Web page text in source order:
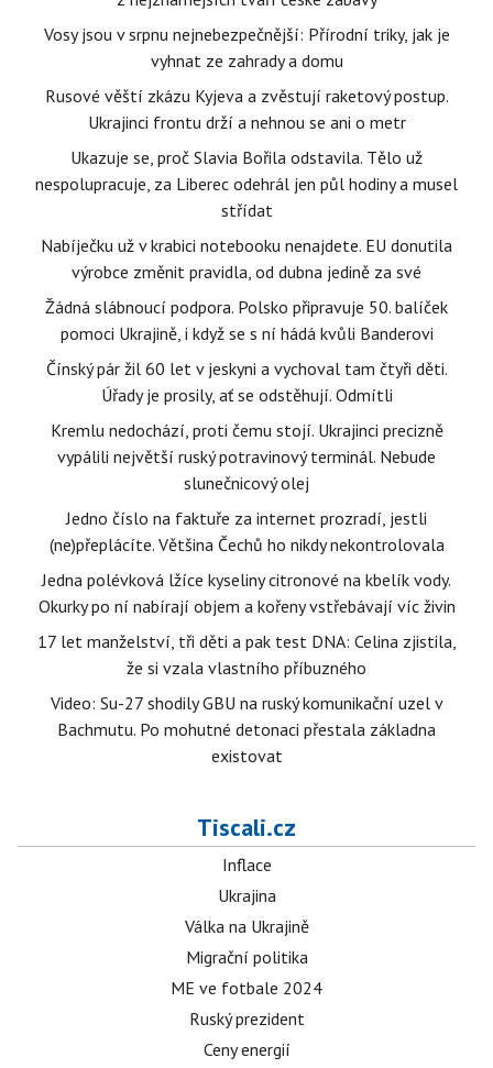
Vosy jsou v srpnu nejnebezpečnější: Přírodní triky, jak je
vyhnat ze zahrady a domu
Rusové věští zkázu Kyjeva a zvěstují raketový postup.
Ukrajinci frontu drží a nehnou se ani o metr
Ukazuje se, proč Slavia Bořila odstavila. Tělo už
nespolupracuje, za Liberec odehrál jen půl hodiny a musel
střídat
Nabíječku už v krabici notebooku nenajdete. EU donutila
výrobce změnit pravidla, od dubna jedině za své
Žádná slábnoucí podpora. Polsko připravuje 50. balíček
pomoci Ukrajině, i když se s ní hádá kvůli Banderovi
Čínský pár žil 60 let v jeskyni a vychoval tam čtyři děti.
Úřady je prosily, ať se odstěhují. Odmítli
Kremlu nedochází, proti čemu stojí. Ukrajinci precizně
vypálili největší ruský potravinový terminál. Nebude
slunečnicový olej
Jedno číslo na faktuře za internet prozradí, jestli
(ne)přeplácíte. Většina Čechů ho nikdy nekontrolovala
Jedna polévková lžíce kyseliny citronové na kbelík vody.
Okurky po ní nabírají objem a kořeny vstřebávají víc živin
17 let manželství, tři děti a pak test DNA: Celina zjistila,
že si vzala vlastního příbuzného
Video: Su-27 shodily GBU na ruský komunikační uzel v
Bachmutu. Po mohutné detonaci přestala základna
existovat
Tiscali.cz
Inflace
Ukrajina
Válka na Ukrajině
Migrační politika
ME ve fotbale 2024
Ruský prezident
Ceny energií